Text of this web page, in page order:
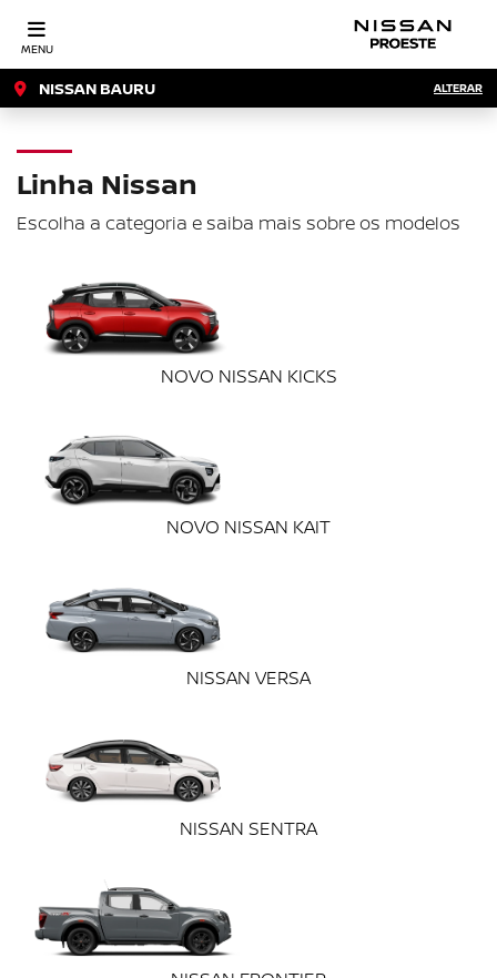
MENU
NISSAN BAURU ALTERAR
Linha Nissan
Escolha a categoria e saiba mais sobre os modelos
NOVO NISSAN KICKS
NOVO NISSAN KAIT
NISSAN VERSA
NISSAN SENTRA